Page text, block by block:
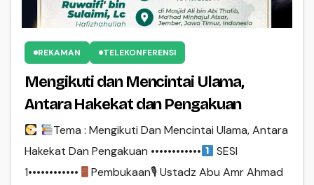
REKAMAN TELEKONFERENSI
Mengikuti dan Mencintai Ulama,
Antara Hakekat dan Pengakuan
Tema : Mengikuti Dan Mencintai Ulama, Antara
Hakekat Dan Pengakuan ••••••••••••
SESI
1••••••••••••
Pembukaan🎙 Ustadz Abu Amr Ahmad